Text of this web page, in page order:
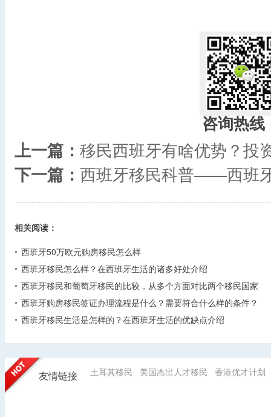
咨询热线
上一篇： 移民西班牙有啥优势？投
下一篇： 西班牙移民科普——西班
相关阅读：
西班牙50万欧元购房移民怎么样
西班牙移民怎么样？在西班牙生活的诸多好处介绍
西班牙移民和葡萄牙移民的比较，从多个方面对比两个移民国家
西班牙购房移民签证办理流程是什么？需要符合什么样的条件？
西班牙移民生活是怎样的？在西班牙生活的优缺点介绍
友情链接 土耳其移民 美国杰出人才移民 香港优才计划